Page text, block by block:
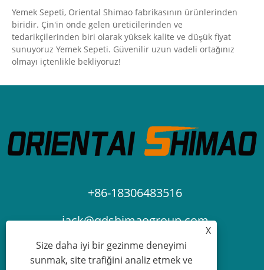
Yemek Sepeti, Oriental Shimao fabrikasının ürünlerinden
biridir. Çin'in önde gelen üreticilerinden ve
tedarikçilerinden biri olarak yüksek kalite ve düşük fiyat
sunuyoruz Yemek Sepeti. Güvenilir uzun vadeli ortağınız
olmayı içtenlikle bekliyoruz!
+86-18306483516
jack@qdshimaogroup.com
X
Size daha iyi bir gezinme deneyimi
sunmak, site trafiğini analiz etmek ve